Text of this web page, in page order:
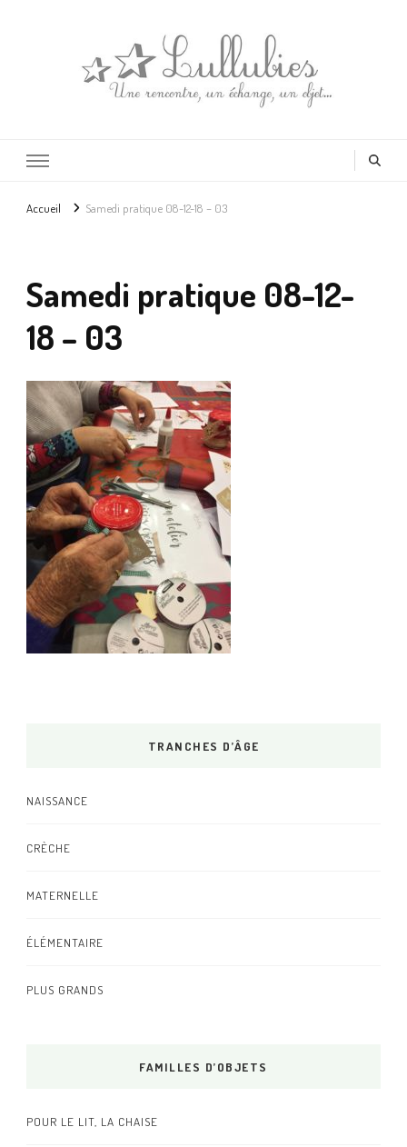
Accueil Samedi pratique 08-12-18 – 03
Samedi pratique 08-12-
18 – 03
TRANCHES D’ÂGE
NAISSANCE
CRÈCHE
MATERNELLE
ÉLÉMENTAIRE
PLUS GRANDS
FAMILLES D’OBJETS
POUR LE LIT, LA CHAISE